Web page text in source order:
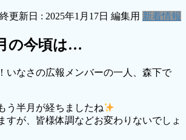
更新日 : 2025年1月17日 編集用 新着情報
の今頃は…
いなさの広報メンバーの一人、森下で
う半月が経ちましたね
すが、皆様体調などお変わりないでしょ